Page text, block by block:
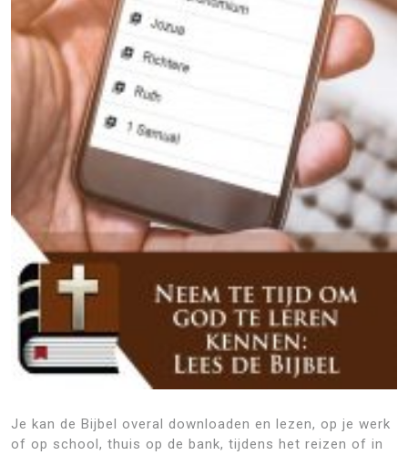
Je kan de Bijbel overal downloaden en lezen, op je werk
of op school, thuis op de bank, tijdens het reizen of in